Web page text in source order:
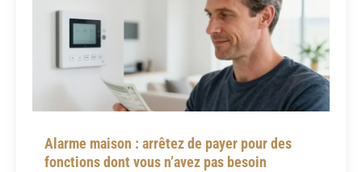
Alarme maison : arrêtez de payer pour des
fonctions dont vous n’avez pas besoin